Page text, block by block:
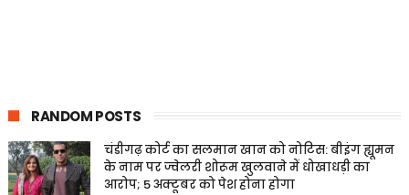
RANDOM POSTS
चंडीगढ़ कोर्ट का सलमान खान को नोटिस: बीइंग ह्यूमन
के नाम पर ज्वेलरी शोरूम खुलवाने में धोखाधड़ी का
आरोप; 5 अक्टूबर को पेश होना होगा